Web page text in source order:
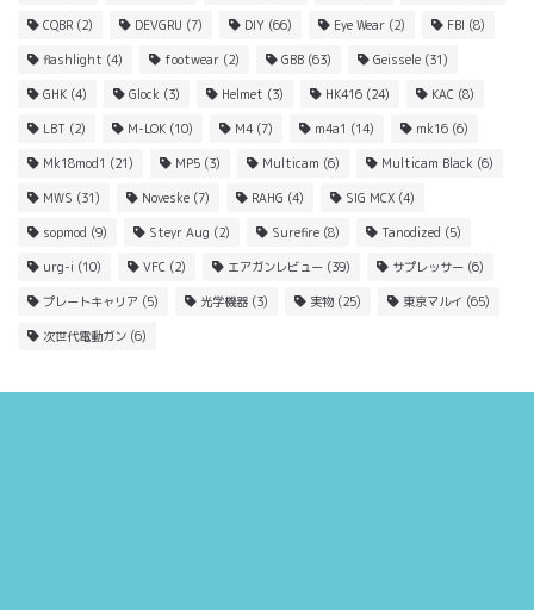
CQBR (2) DEVGRU (7) DIY (66) Eye Wear (2) FBI (8)
flashlight (4) footwear (2) GBB (63) Geissele (31)
GHK (4) Glock (3) Helmet (3) HK416 (24) KAC (8)
LBT (2) M-LOK (10) M4 (7) m4a1 (14) mk16 (6)
Mk18mod1 (21) MP5 (3) Multicam (6) Multicam Black (6)
MWS (31) Noveske (7) RAHG (4) SIG MCX (4)
sopmod (9) Steyr Aug (2) Surefire (8) Tanodized (5)
urg-i (10) VFC (2) エアガンレビュー (39) サプレッサー (6)
プレートキャリア (5) 光学機器 (3) 実物 (25) 東京マルイ (65)
次世代電動ガン (6)